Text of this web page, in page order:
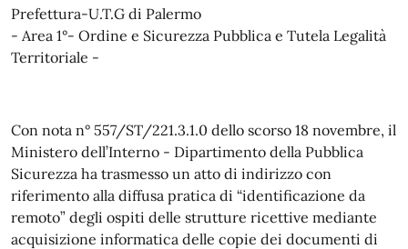
Prefettura-U.T.G di Palermo
- Area 1°- Ordine e Sicurezza Pubblica e Tutela Legalità
Territoriale -
Con nota n° 557/ST/221.3.1.0 dello scorso 18 novembre, il
Ministero dell’Interno - Dipartimento della Pubblica
Sicurezza ha trasmesso un atto di indirizzo con
riferimento alla diffusa pratica di “identificazione da
remoto” degli ospiti delle strutture ricettive mediante
acquisizione informatica delle copie dei documenti di